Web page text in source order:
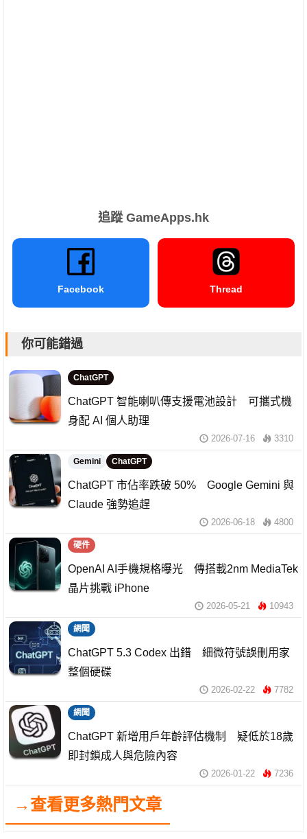
追蹤 GameApps.hk
Facebook Thread
你可能錯過
ChatGPT
ChatGPT 智能喇叭傳支援電池設計 可攜式機
身配 AI 個人助理
2026-07-16 3310
Gemini ChatGPT
ChatGPT 市佔率跌破 50% Google Gemini 與
Claude 強勢追趕
2026-06-18 4800
硬件
OpenAI AI手機規格曝光 傳搭載2nm MediaTek
晶片挑戰 iPhone
2026-05-21 10943
網聞
ChatGPT 5.3 Codex 出錯 細微符號誤刪用家
整個硬碟
2026-02-22 7782
網聞
ChatGPT 新增用戶年齡評估機制 疑低於18歲
即封鎖成人與危險內容
2026-01-22 7236
→查看更多熱門文章